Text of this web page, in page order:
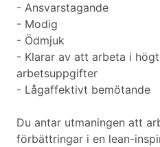
- Ansvarstagande
- Modig
- Ödmjuk
- Klarar av att arbeta i
arbetsuppgifter
- Lågaffektivt bemötande
Du antar utmaningen att
förbättringar i en lean-